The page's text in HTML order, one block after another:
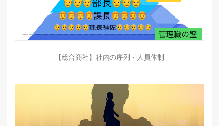
【総合商社】社内の序列・人員体制